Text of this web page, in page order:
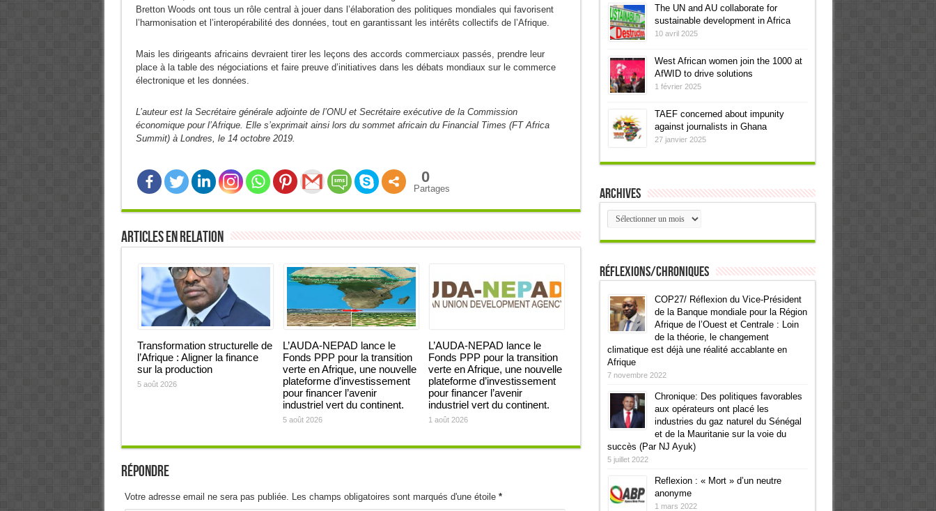
Bretton Woods ont tous un rôle central à jouer dans l’élaboration des politiques mondiales qui favorisent
l’harmonisation et l’interopérabilité des données, tout en garantissant les intérêts collectifs de l’Afrique.
Mais les dirigeants africains devraient tirer les leçons des accords commerciaux passés, prendre leur
place à la table des négociations et faire preuve d’initiatives dans les débats mondiaux sur le commerce
électronique et les données.
L’auteur est la Secrétaire générale adjointe de l’ONU et Secrétaire exécutive de la Commission
économique pour l’Afrique. Elle s’exprimait ainsi lors du sommet africain du Financial Times (FT Africa
Summit) à Londres, le 14 octobre 2019.
0
Partages
Articles en relation
Transformation structurelle de
l’Afrique : Aligner la finance
sur la production
5 août 2026
L’AUDA-NEPAD lance le
Fonds PPP pour la transition
verte en Afrique, une nouvelle
plateforme d’investissement
pour financer l’avenir
industriel vert du continent.
5 août 2026
L’AUDA-NEPAD lance le
Fonds PPP pour la transition
verte en Afrique, une nouvelle
plateforme d’investissement
pour financer l’avenir
industriel vert du continent.
1 août 2026
Répondre
Votre adresse email ne sera pas publiée. Les champs obligatoires sont marqués d'une étoile *
The UN and AU collaborate for
sustainable development in Africa
10 avril 2025
West African women join the 1000 at
AfWID to drive solutions
1 février 2025
TAEF concerned about impunity
against journalists in Ghana
27 janvier 2025
Archives
Archives
Réflexions/Chroniques
COP27/ Réflexion du Vice-Président
de la Banque mondiale pour la Région
Afrique de l’Ouest et Centrale : Loin
de la théorie, le changement
climatique est déjà une réalité accablante en
Afrique
7 novembre 2022
Chronique: Des politiques favorables
aux opérateurs ont placé les
industries du gaz naturel du Sénégal
et de la Mauritanie sur la voie du
succès (Par NJ Ayuk)
5 juillet 2022
Reflexion : « Mort » d’un neutre
anonyme
1 mars 2022